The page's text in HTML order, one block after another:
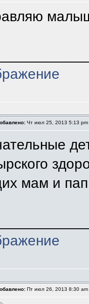
Чт июл 25, 2013 5:13 pm
мам и
Пт июл 26, 2013 8:30 am